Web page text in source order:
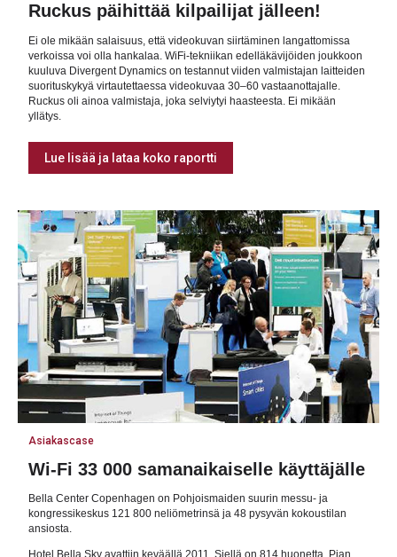
Ruckus päihittää kilpailijat jälleen!
Ei ole mikään salaisuus, että videokuvan siirtäminen langattomissa
verkoissa voi olla hankalaa. WiFi-tekniikan edelläkävijöiden joukkoon
kuuluva Divergent Dynamics on testannut viiden valmistajan laitteiden
suorituskykyä virtautettaessa videokuvaa 30–60 vastaanottajalle.
Ruckus oli ainoa valmistaja, joka selviytyi haasteesta. Ei mikään
yllätys.
Lue lisää ja lataa koko raportti
Asiakascase
Wi-Fi 33 000 samanaikaiselle käyttäjälle
Bella Center Copenhagen on Pohjoismaiden suurin messu- ja
kongressikeskus 121 800 neliömetrinsä ja 48 pysyvän kokoustilan
ansiosta.